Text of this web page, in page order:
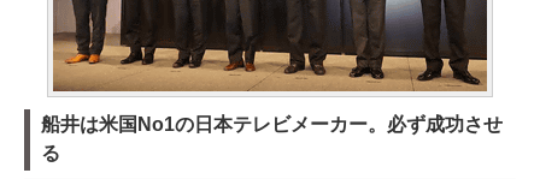
船井は米国No1の日本テレビメーカー。必ず成功させ
る